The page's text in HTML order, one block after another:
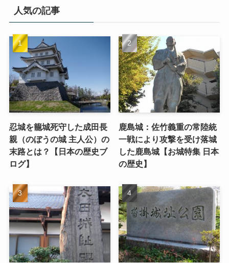
人気の記事
忍城を籠城死守した成田長
親（のぼうの城 主人公）の
末路とは？【日本の歴史ブ
ログ】
鹿島城：佐竹義重の常陸統
一戦により攻撃を受け落城
した鹿島城【お城特集 日本
の歴史】